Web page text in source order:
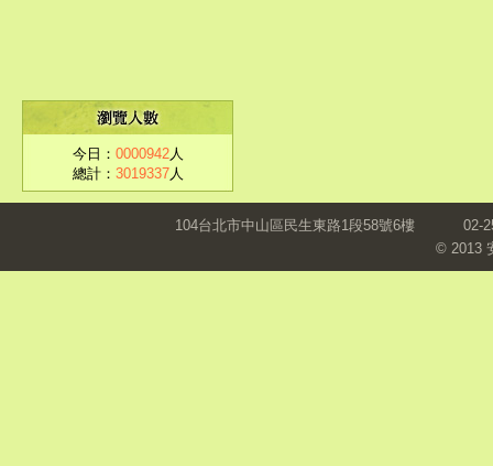
今日： 0000942人
總計： 3019337人
104台北市中山區民生東路1段58號6樓
02-
© 2013